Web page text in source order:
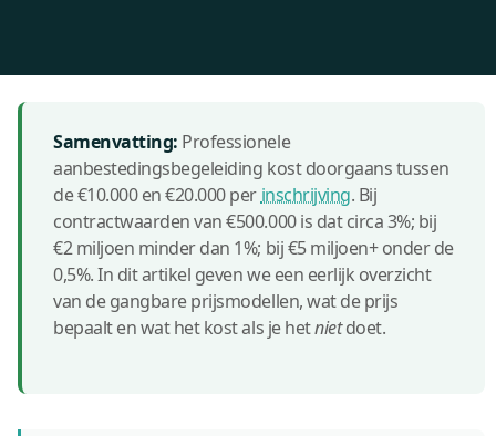
Samenvatting: Professionele
aanbestedingsbegeleiding kost doorgaans tussen
de €10.000 en €20.000 per inschrijving. Bij
contractwaarden van €500.000 is dat circa 3%; bij
€2 miljoen minder dan 1%; bij €5 miljoen+ onder de
0,5%. In dit artikel geven we een eerlijk overzicht
van de gangbare prijsmodellen, wat de prijs
bepaalt en wat het kost als je hetnietdoet.